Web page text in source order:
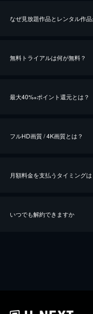
なぜ見放題作品とレンタル作品
無料トライアルは何が無料？
最大40%※ポイント還元とは？
※40％ポイント還元の対象は、クレ
iOSアプリのUコイン決済による
フルHD画質 / 4K画質とは？
月額料金を支払うタイミングは
いつでも解約できますか